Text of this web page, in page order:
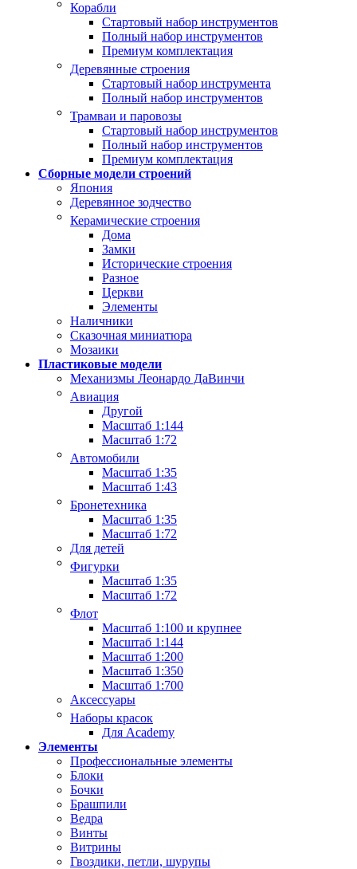
Корабли
Стартовый набор инструментов
Полный набор инструментов
Премиум комплектация
Деревянные строения
Стартовый набор инструмента
Полный набор инструментов
Трамваи и паровозы
Стартовый набор инструментов
Полный набор инструментов
Премиум комплектация
Сборные модели строений
Япония
Деревянное зодчество
Керамические строения
Дома
Замки
Исторические строения
Разное
Церкви
Элементы
Наличники
Сказочная миниатюра
Мозаики
Пластиковые модели
Механизмы Леонардо ДаВинчи
Авиация
Другой
Масштаб 1:144
Масштаб 1:72
Автомобили
Масштаб 1:35
Масштаб 1:43
Бронетехника
Масштаб 1:35
Масштаб 1:72
Для детей
Фигурки
Масштаб 1:35
Масштаб 1:72
Флот
Масштаб 1:100 и крупнее
Масштаб 1:144
Масштаб 1:200
Масштаб 1:350
Масштаб 1:700
Аксессуары
Наборы красок
Для Academy
Элементы
Профессиональные элементы
Блоки
Бочки
Брашпили
Ведра
Винты
Витрины
Гвоздики, петли, шурупы